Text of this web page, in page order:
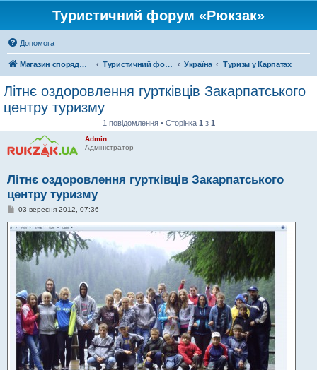
Туристичний форум «Рюкзак»
Допомога
Магазин спорядження Туристичний форум «Рюкзак» Україна Туризм у Карпатах
Літнє оздоровлення гуртківців Закарпатського
центру туризму
1 повідомлення • Сторінка 1 з 1
Admin
Адміністратор
Літнє оздоровлення гуртківців Закарпатського
центру туризму
П
в
і
д
о
м
н
я
03 вересня 2012, 07:36